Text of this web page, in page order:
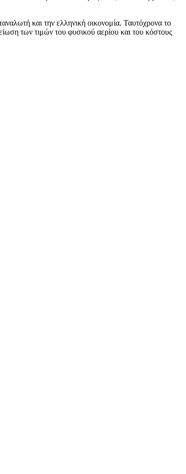
και την ελληνική οικονομία. Ταυτόχρονα το
των τιμών του φυσικού αερίου και του κόστους